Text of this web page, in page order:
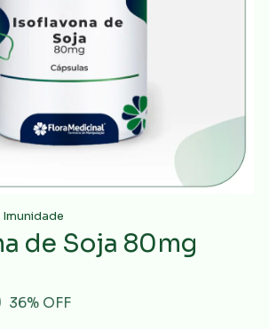
Imunidade
de Soja 80mg
36% OFF